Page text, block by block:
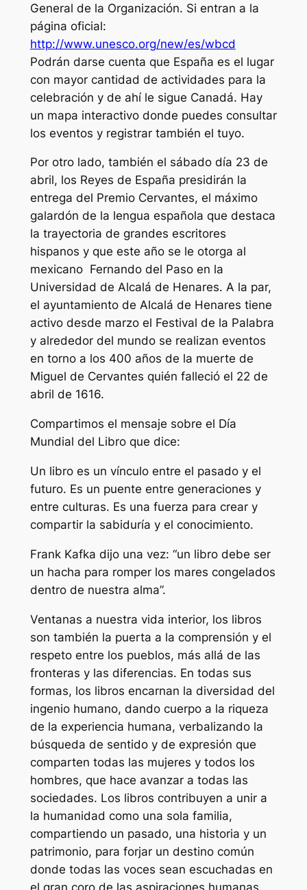
General de la Organización. Si entran a la
página oficial:
http://www.unesco.org/new/es/wbcd
Podrán darse cuenta que España es el lugar
con mayor cantidad de actividades para la
celebración y de ahí le sigue Canadá. Hay
un mapa interactivo donde puedes consultar
los eventos y registrar también el tuyo.
Por otro lado, también el sábado día 23 de
abril, los Reyes de España presidirán la
entrega del Premio Cervantes, el máximo
galardón de la lengua española que destaca
la trayectoria de grandes escritores
hispanos y que este año se le otorga al
mexicano Fernando del Paso en la
Universidad de Alcalá de Henares. A la par,
el ayuntamiento de Alcalá de Henares tiene
activo desde marzo el Festival de la Palabra
y alrededor del mundo se realizan eventos
en torno a los 400 años de la muerte de
Miguel de Cervantes quién falleció el 22 de
abril de 1616.
Compartimos el mensaje sobre el Día
Mundial del Libro que dice:
Un libro es un vínculo entre el pasado y el
futuro. Es un puente entre generaciones y
entre culturas. Es una fuerza para crear y
compartir la sabiduría y el conocimiento.
Frank Kafka dijo una vez: “un libro debe ser
un hacha para romper los mares congelados
dentro de nuestra alma”.
Ventanas a nuestra vida interior, los libros
son también la puerta a la comprensión y el
respeto entre los pueblos, más allá de las
fronteras y las diferencias. En todas sus
formas, los libros encarnan la diversidad del
ingenio humano, dando cuerpo a la riqueza
de la experiencia humana, verbalizando la
búsqueda de sentido y de expresión que
comparten todas las mujeres y todos los
hombres, que hace avanzar a todas las
sociedades. Los libros contribuyen a unir a
la humanidad como una sola familia,
compartiendo un pasado, una historia y un
patrimonio, para forjar un destino común
donde todas las voces sean escuchadas en
el gran coro de las aspiraciones humanas.